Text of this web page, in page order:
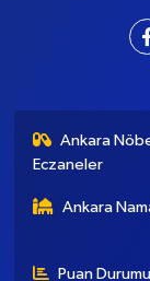
Ankara
Eczaneler
Ankara
Puan